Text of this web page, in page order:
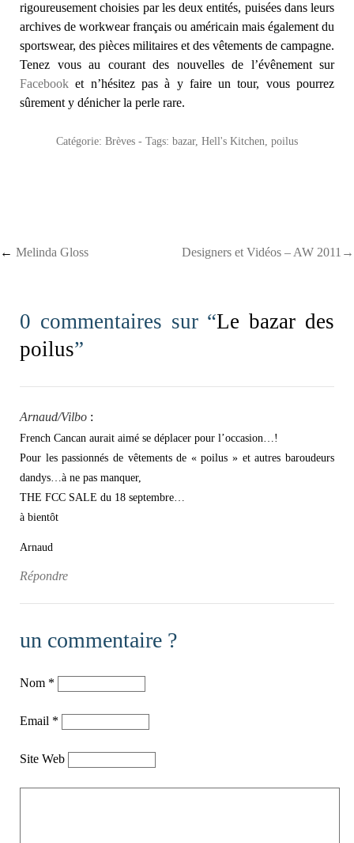
rigoureusement choisies par les deux entités, puisées dans leurs
archives de workwear français ou américain mais également du
sportswear, des pièces militaires et des vêtements de campagne.
Tenez vous au courant des nouvelles de l’évênement sur
Facebook et n’hésitez pas à y faire un tour, vous pourrez
sûrement y dénicher la perle rare.
Catégorie: Brèves - Tags: bazar, Hell's Kitchen, poilus
Post navigation
← Melinda Gloss Designers et Vidéos – AW 2011→
0 commentaires sur “Le bazar des
poilus”
Arnaud/Vilbo :
French Cancan aurait aimé se déplacer pour l’occasion…!
Pour les passionnés de vêtements de « poilus » et autres baroudeurs
dandys…à ne pas manquer,
THE FCC SALE du 18 septembre…
à bientôt
Arnaud
Répondre
un commentaire ?
Nom *
Email *
Site Web